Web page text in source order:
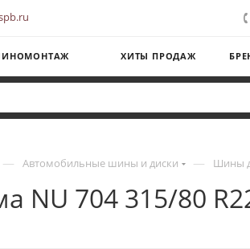
ХИТЫ ПРОДАЖ
— Автомобильные шины и диски — Шины
NU 704 315/80